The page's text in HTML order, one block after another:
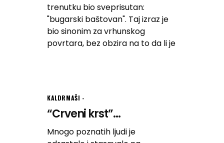
trenutku bio sveprisutan:
"bugarski baštovan". Taj izraz je
bio sinonim za vrhunskog
povrtara, bez obzira na to da li je
KALDRMAŠI
“Crveni krst”...
Mnogo poznatih ljudi je